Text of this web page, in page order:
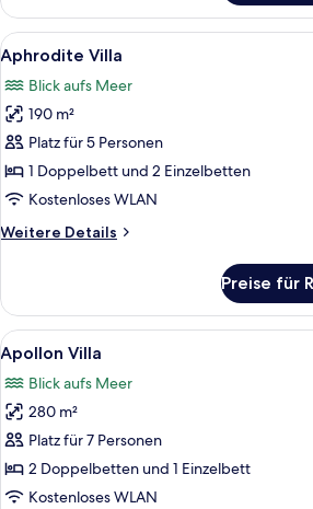
Suite,
Meerblick
Alle
Fotos
für
Aphrodite
Villa
anzeigen
Ein
7
Aphrodite Villa
Blick aufs Meer
190 m²
Platz für 5 Personen
1 Doppelbett und 2 Einzelbetten
Kostenloses WLAN
Weitere Details
Weitere
Villa
Preise für
Alle
Fotos
für
Apollon
Villa
anzeigen
Ein
10
Apollon Villa
Blick aufs Meer
280 m²
Platz für 7 Personen
2 Doppelbetten und 1 Einzelbett
Kostenloses WLAN